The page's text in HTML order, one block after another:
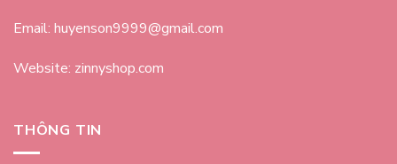
Email: huyenson9999@gmail.com
Website: zinnyshop.com
THÔNG TIN